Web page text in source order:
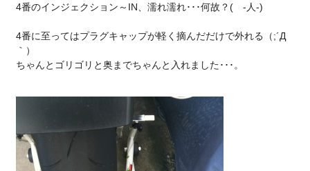
4番のインジェクション～IN、濡れ濡れ･･･何故？( -人-)
4番に至ってはプラグキャップが軽く摘んだだけで外れる（;´Д
｀）
ちゃんとゴリゴリと奥までちゃんと入れました･･･。